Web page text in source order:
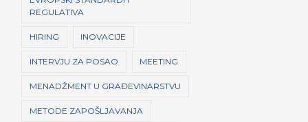
REGULATIVA
HIRING INOVACIJE
INTERVJU ZA POSAO MEETING
MENADŽMENT U GRAĐEVINARSTVU
METODE ZAPOŠLJAVANJA